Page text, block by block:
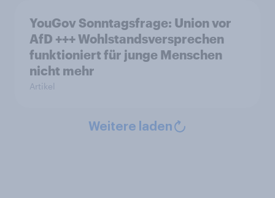
YouGov Sonntagsfrage: Union vor
AfD +++ Wohlstandsversprechen
funktioniert für junge Menschen
nicht mehr
Artikel
Weitere laden